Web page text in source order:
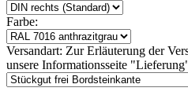
Farbe:
Versandart: Zur Erläuterung der
unsere Informationsseite